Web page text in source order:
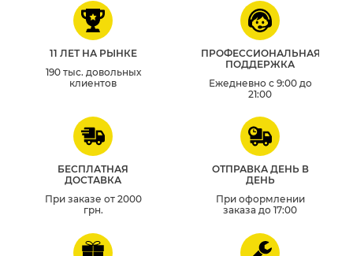
11 ЛЕТ НА РЫНКЕ
190 тыс. довольных
клиентов
ПРОФЕССИОНАЛЬНАЯ
ПОДДЕРЖКА
Ежедневно с 9:00 до
21:00
БЕСПЛАТНАЯ
ДОСТАВКА
При заказе от 2000
грн.
ОТПРАВКА ДЕНЬ В
ДЕНЬ
При оформлении
заказа до 17:00